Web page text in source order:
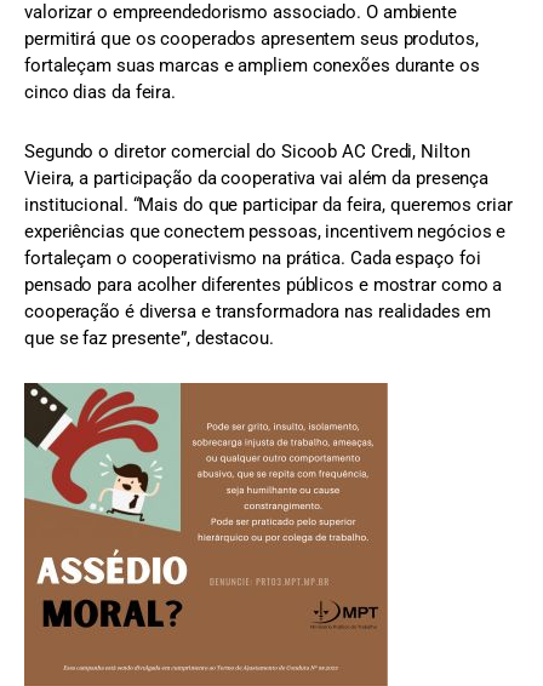
valorizar o empreendedorismo associado. O ambiente
permitirá que os cooperados apresentem seus produtos,
fortaleçam suas marcas e ampliem conexões durante os
cinco dias da feira.
Segundo o diretor comercial do Sicoob AC Credi, Nilton
Vieira, a participação da cooperativa vai além da presença
institucional. “Mais do que participar da feira, queremos criar
experiências que conectem pessoas, incentivem negócios e
fortaleçam o cooperativismo na prática. Cada espaço foi
pensado para acolher diferentes públicos e mostrar como a
cooperação é diversa e transformadora nas realidades em
que se faz presente”, destacou.